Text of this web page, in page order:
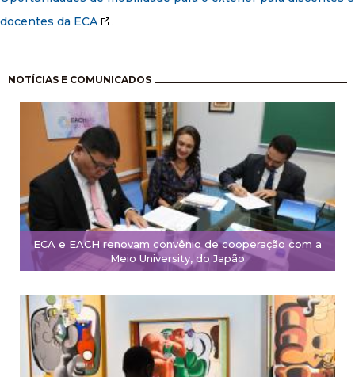
docentes da ECA
.
NOTÍCIAS E COMUNICADOS
ECA e EACH renovam convênio de cooperação com a
Meio University, do Japão
Paginação